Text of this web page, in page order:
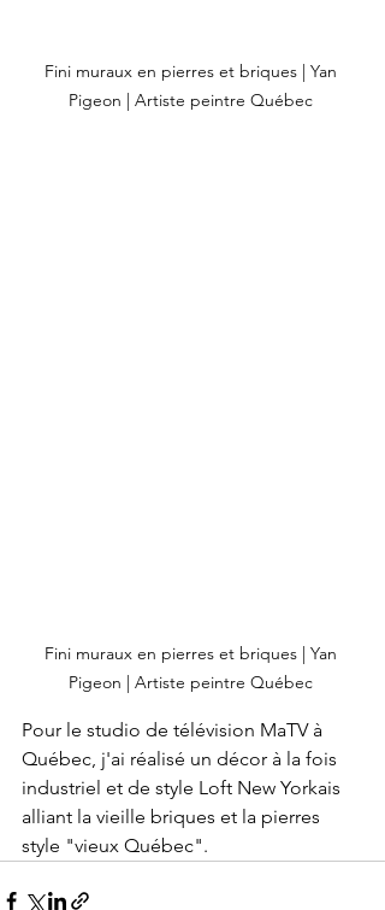
Fini muraux en pierres et briques | Yan
Pigeon | Artiste peintre Québec
Fini muraux en pierres et briques | Yan
Pigeon | Artiste peintre Québec
Pour le studio de télévision MaTV à
Québec, j'ai réalisé un décor à la fois
industriel et de style Loft New Yorkais
alliant la vieille briques et la pierres
style "vieux Québec".